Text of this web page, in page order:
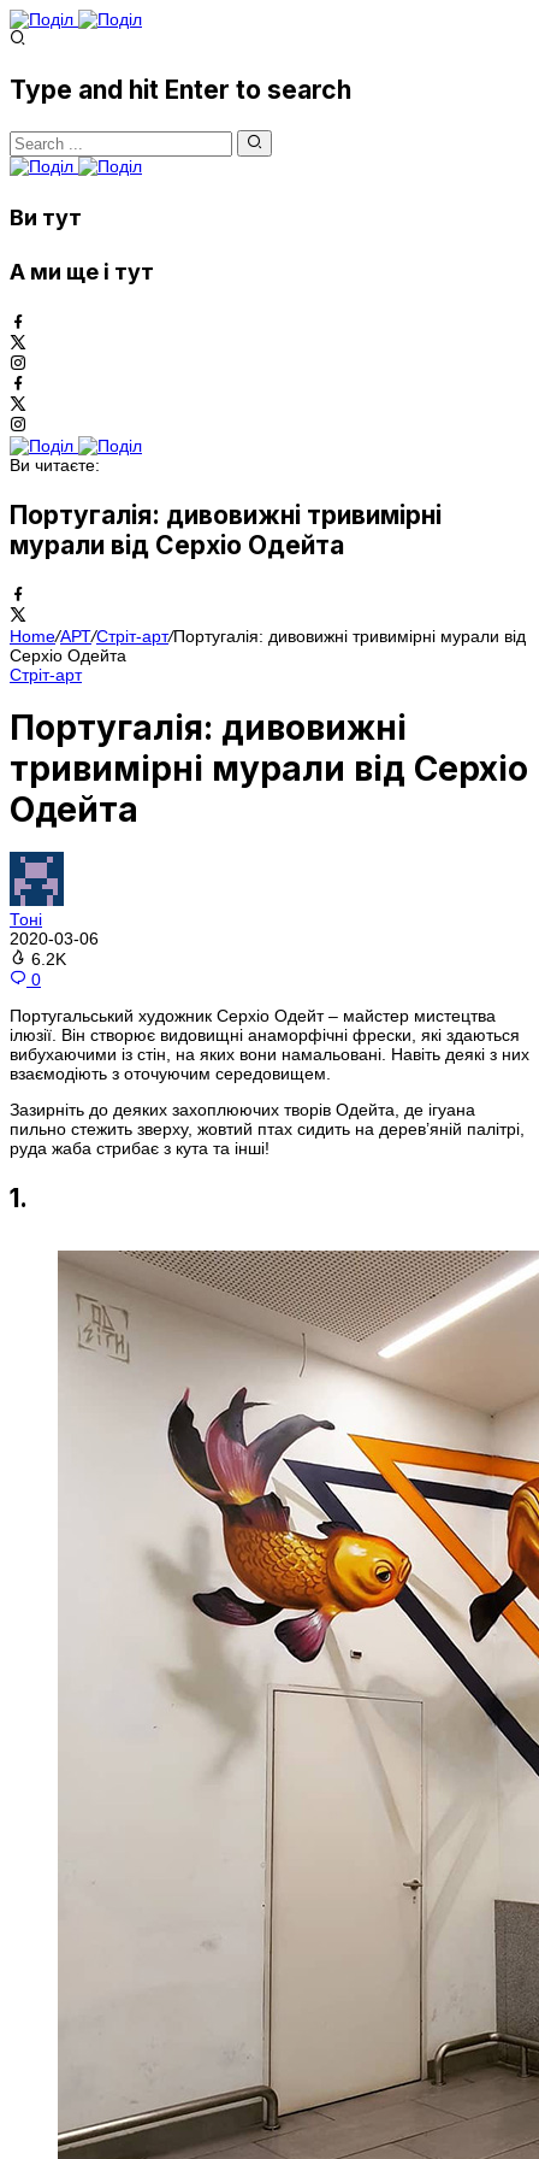
Type and hit Enter to search
Ви тут
А ми ще і тут
Ви читаєте:
Португалія: дивовижні тривимірні
мурали від Серхіо Одейта
Home/АРТ/Стріт-арт/Португалія: дивовижні тривимірні мурали від
Серхіо Одейта
Стріт-арт
Португалія: дивовижні
тривимірні мурали від Серхіо
Одейта
Тоні
2020-03-06
6.2K
0
Португальський художник Серхіо Одейт – майстер мистецтва
ілюзії. Він створює видовищні анаморфічні фрески, які здаються
вибухаючими із стін, на яких вони намальовані. Навіть деякі з них
взаємодіють з оточуючим середовищем.
Зазирніть до деяких захоплюючих творів Одейта, де ігуана
пильно стежить зверху, жовтий птах сидить на дерев’яній палітрі,
руда жаба стрибає з кута та інші!
1.